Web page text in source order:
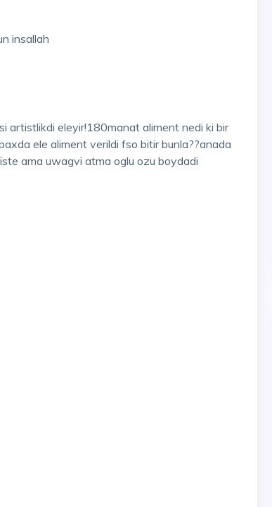
insallah
artistlikdi eleyir!180manat aliment nedi ki bir
ele aliment verildi fso bitir bunla??anada
ama uwagvi atma oglu ozu boydadi